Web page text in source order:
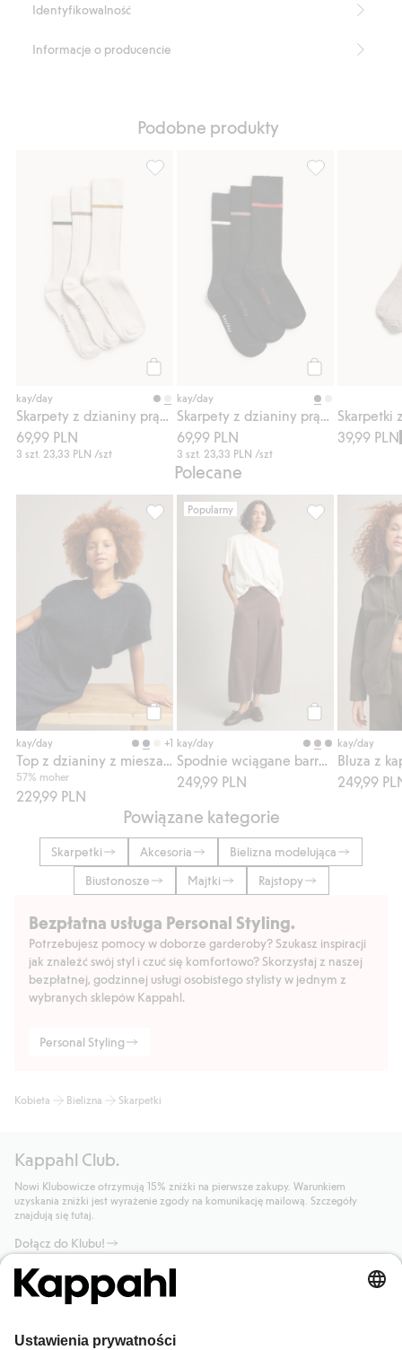
Identyfikowalność
Informacje o producencie
Podobne produkty
kay/day
69,99 PLN
3 szt. 23,33 PLN /szt
Skarpety z dzianiny prążkowanej, 3-pak,
kay/day
69,99 PLN
3 szt.23,33 PLN /szt
39,99 PLN
Polecane
Kup
kay/day +1
57% moher
229,99 PLN
Top z dzianiny z mieszanki moheru,
Popularny
kay/day
249,99 PLN
Spodnie
kay/day
249,99
Powiązane kategorie
Skarpetki Akcesoria
Bielizna modelująca
Biustonosze
Majtki Rajstopy
Bezpłatna usługa Personal Styling.
Potrzebujesz pomocy w doborze garderoby? Szukasz inspiracji
jak znaleźć swój styl i czuć się komfortowo? Skorzystaj z naszej
bezpłatnej, godzinnej usługi osobistego stylisty w jednym z
wybranych sklepów Kappahl.
Personal Styling
Kobieta Bielizna Skarpetki
Kappahl Club.
Nowi Klubowicze otrzymują 15% zniżki na pierwsze zakupy. Warunkiem
uzyskania zniżki jest wyrażenie zgody na komunikację mailową. Szczegóły
znajdują się tutaj.
Dołącz do Klubu!